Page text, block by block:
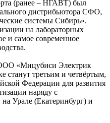
(ранее – НГАВТ) был
дистрибьютора СФО,
системы Сибирь».
на лабораторных
и самое современное
«Мицубиси Электрик
станут третьим и четвёртым,
Федерации для развития
наряду с
Урале (Екатеринбург) и